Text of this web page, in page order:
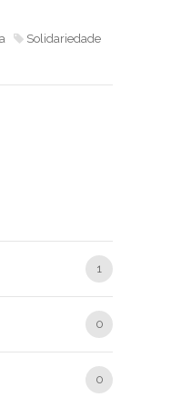
Solidariedade
1
0
0